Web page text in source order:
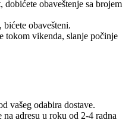
dobićete obaveštenje sa brojem
obavešteni.
tokom vikenda, slanje počinje
vašeg odabira dostave.
adresu u roku od 2-4 radna